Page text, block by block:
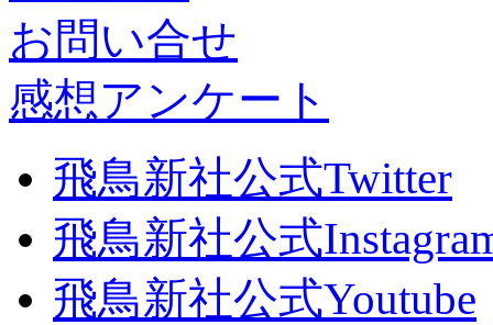
お問い合せ
感想アンケート
飛鳥新社公式Twitter
飛鳥新社公式
飛鳥新社公式Youtube